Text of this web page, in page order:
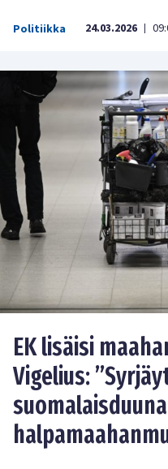
Politiikka 24.03.2026 |
EK lisäisi
Vigelius: